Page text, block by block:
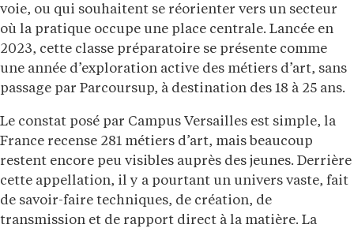
voie, ou qui souhaitent se réorienter vers un secteur
où la pratique occupe une place centrale. Lancée en
2023, cette classe préparatoire se présente comme
une année d’exploration active des métiers d’art, sans
passage par Parcoursup, à destination des 18 à 25 ans.
Le constat posé par Campus Versailles est simple, la
France recense 281 métiers d’art, mais beaucoup
restent encore peu visibles auprès des jeunes. Derrière
cette appellation, il y a pourtant un univers vaste, fait
de savoir-faire techniques, de création, de
transmission et de rapport direct à la matière. La